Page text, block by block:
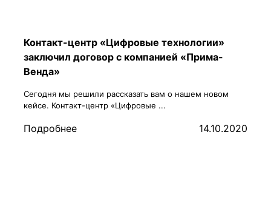
Контакт-центр «Цифровые технологии»
заключил договор с компанией «Прима-
Венда»
Сегодня мы решили рассказать вам о нашем новом
кейсе. Контакт-центр «Цифровые ...
Подробнее 14.10.2020